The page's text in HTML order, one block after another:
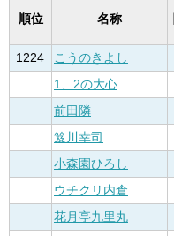
順位 名称
1224
こうのきよし
1、2の大心
前田隣
笈川幸司
小森園ひろし
ウチクリ内倉
花月亭九里丸